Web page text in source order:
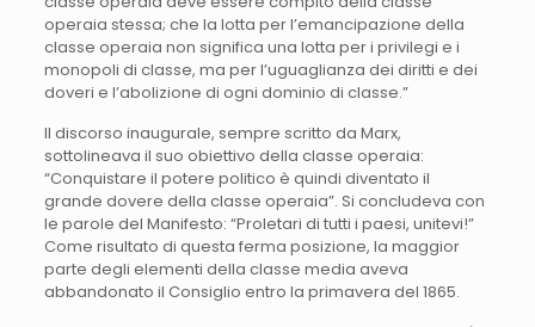
operaia stessa; che la lotta per l’emancipazione della
classe operaia non significa una lotta per i privilegi e i
monopoli di classe, ma per l’uguaglianza dei diritti e dei
doveri e l’abolizione di ogni dominio di classe.”
Il discorso inaugurale, sempre scritto da Marx,
sottolineava il suo obiettivo della classe operaia:
“Conquistare il potere politico è quindi diventato il
grande dovere della classe operaia”. Si concludeva con
le parole del Manifesto: “Proletari di tutti i paesi, unitevi!”
Come risultato di questa ferma posizione, la maggior
parte degli elementi della classe media aveva
abbandonato il Consiglio entro la primavera del 1865.